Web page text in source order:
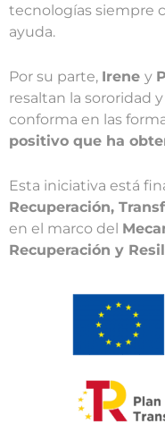
tecnologías siempre
ayuda.
Por su parte, Irene y
resaltan la sororidad
conforma en las
positivo que ha
Esta iniciativa está
Recuperación,
en el marco del
Recuperación y